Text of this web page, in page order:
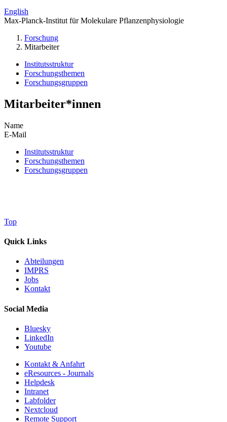
English
Max-Planck-Institut für Molekulare Pflanzenphysiologie
Forschung
Mitarbeiter
Institutsstruktur
Forschungsthemen
Forschungsgruppen
Mitarbeiter*innen
Name
E-Mail
Institutsstruktur
Forschungsthemen
Forschungsgruppen
Top
Quick Links
Abteilungen
IMPRS
Jobs
Kontakt
Social Media
Bluesky
LinkedIn
Youtube
Kontakt & Anfahrt
eResources - Journals
Helpdesk
Intranet
Labfolder
Nextcloud
Remote Support